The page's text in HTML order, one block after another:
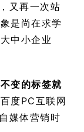
又再一次站
是尚在求学
中小企业
变的标签就
度PC互联网
媒体营销时